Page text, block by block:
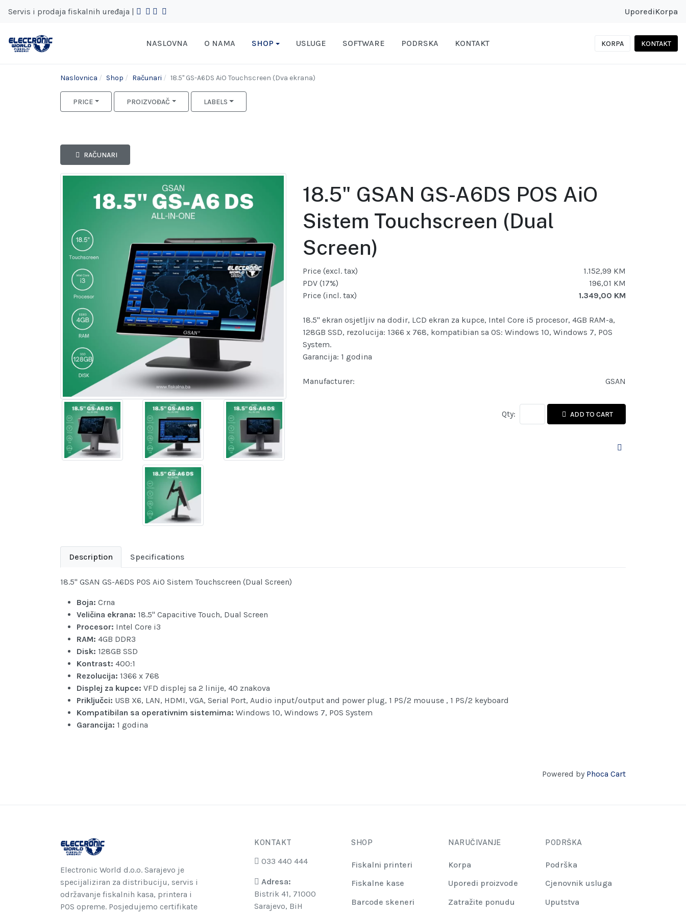
Servis i prodaja fiskalnih uređaja | UporediKorpa
NASLOVNA O NAMA SHOP USLUGE SOFTWARE PODRSKA KONTAKT KORPA KONTAKT
Naslovnica Shop Računari 18.5" GS-A6DS AiO Touchscreen (Dva ekrana)
PRICE PROIZVOĐAČ LABELS
RAČUNARI
18.5" GSAN GS-A6DS POS AiO
Sistem Touchscreen (Dual
Screen)
Price (excl. tax)
1.152,99 KM
PDV (17%)
196,01 KM
Price (incl. tax)
1.349,00 KM
18.5" ekran osjetljiv na dodir, LCD ekran za kupce, Intel Core i5 procesor, 4GB RAM-a,
128GB SSD, rezolucija: 1366 x 768, kompatibian sa OS: Windows 10, Windows 7, POS
System.
Garancija: 1 godina
Manufacturer: GSAN
Qty: ADD TO CART
Description Specifications
18.5" GSAN GS-A6DS POS AiO Sistem Touchscreen (Dual Screen)
Boja: Crna
Veličina ekrana: 18.5" Capacitive Touch, Dual Screen
Procesor: Intel Core i3
RAM: 4GB DDR3
Disk: 128GB SSD
Kontrast: 400:1
Rezolucija: 1366 x 768
Displej za kupce: VFD displej sa 2 linije, 40 znakova
Priključci: USB X6, LAN, HDMI, VGA, Serial Port, Audio input/output and power plug, 1 PS/2 mouuse , 1 PS/2 keyboard
Kompatibilan sa operativnim sistemima: Windows 10, Windows 7, POS System
Garancija: 1 godina
Powered by Phoca Cart
Electronic World d.o.o. Sarajevo je
specijaliziran za distribuciju, servis i
održavanje fiskalnih kasa, printera i
POS opreme. Posjedujemo certifikate
KONTAKT
033 440 444
Adresa:
Bistrik 41, 71000
Sarajevo, BiH
SHOP
Fiskalni printeri
Fiskalne kase
Barcode skeneri
NARUČIVANJE
Korpa
Uporedi proizvode
Zatražite ponudu
PODRŠKA
Podrška
Cjenovnik usluga
Uputstva